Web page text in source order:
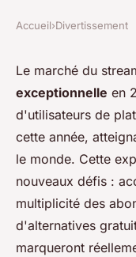
Les
à
Charlie•25 novembre
Accueil›Divertissement
Le marché du
exceptionnelle en
d'utilisateurs de
cette année,
le monde. Cette
nouveaux défis :
multiplicité des
d'alternatives
marqueront